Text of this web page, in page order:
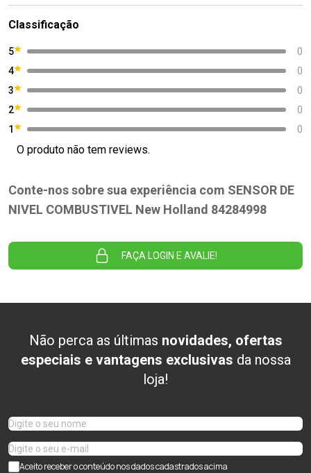
Classificação
5
0
4
0
3
0
2
0
1
0
O produto não tem reviews.
Conte-nos sobre sua experiência com SENSOR DE
NIVEL COMBUSTIVEL New Holland 84284998
FAÇA LOGIN E AVALIE!
Não perca as últimas novidades, ofertas
especiais e vantagens exclusivas da nossa
loja!
Aceito receber o conteúdo nos dados cadastrados acima